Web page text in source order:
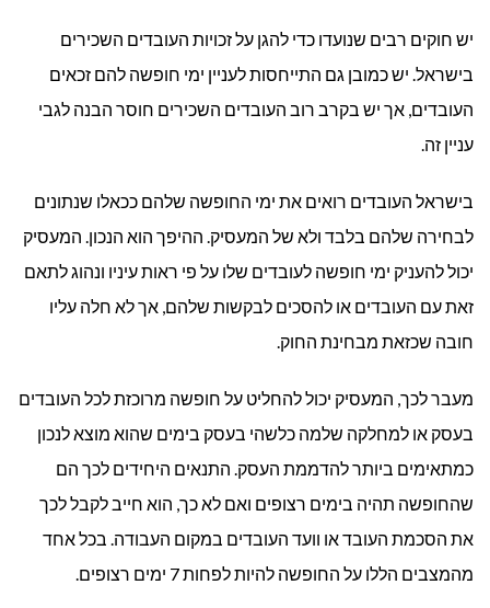
יש חוקים רבים שנועדו כדי להגן על זכויות העובדים השכירים
בישראל. יש כמובן גם התייחסות לעניין ימי חופשה להם זכאים
העובדים, אך יש בקרב רוב העובדים השכירים חוסר הבנה לגבי
עניין זה.
בישראל העובדים רואים את ימי החופשה שלהם ככאלו שנתונים
לבחירה שלהם בלבד ולא של המעסיק. ההיפך הוא הנכון. המעסיק
יכול להעניק ימי חופשה לעובדים שלו על פי ראות עיניו ונהוג לתאם
זאת עם העובדים או להסכים לבקשות שלהם, אך לא חלה עליו
חובה שכזאת מבחינת החוק.
מעבר לכך, המעסיק יכול להחליט על חופשה מרוכזת לכל העובדים
בעסק או למחלקה שלמה כלשהי בעסק בימים שהוא מוצא לנכון
כמתאימים ביותר להדממת העסק. התנאים היחידים לכך הם
שהחופשה תהיה בימים רצופים ואם לא כך, הוא חייב לקבל לכך
את הסכמת העובד או וועד העובדים במקום העבודה. בכל אחד
מהמצבים הללו על החופשה להיות לפחות 7 ימים רצופים.